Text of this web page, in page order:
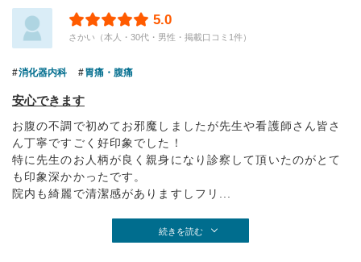
5.0
さかい（本人・30代・男性・掲載口コミ1件）
消化器内科 胃痛・腹痛
安心できます
お腹の不調で初めてお邪魔しましたが先生や看護師さん皆さ
ん丁寧ですごく好印象でした！
特に先生のお人柄が良く親身になり診察して頂いたのがとて
も印象深かかったです。
院内も綺麗で清潔感がありますしフリ...
続きを読む